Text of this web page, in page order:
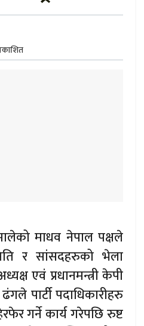
माधव नेपाल पक्षले
र सांसदहरुको भेला
एवं प्रधानमन्त्री केपी
पार्टी पदाधिकारीहरु
गर्ने कार्य गरेपछि रुष्ट